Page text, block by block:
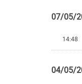
07/05/
14:48
04/05/